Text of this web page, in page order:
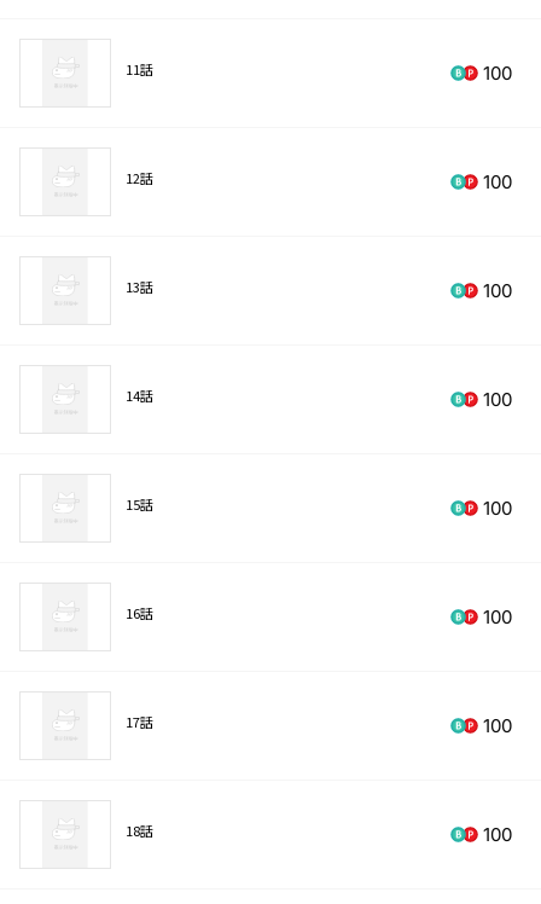
11話 100
12話 100
13話 100
14話 100
15話 100
16話 100
17話 100
18話 100